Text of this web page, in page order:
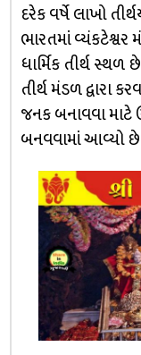
દરેક વર્ષે લાખો
ભારતમાં વ્યંકટેશ્વર
ધાર્મિક તીર્થ સ્થળ
તીર્થ મંડળ દ્વારા
જનક બનાવવા માટે
બનવવામાં આવ્યો